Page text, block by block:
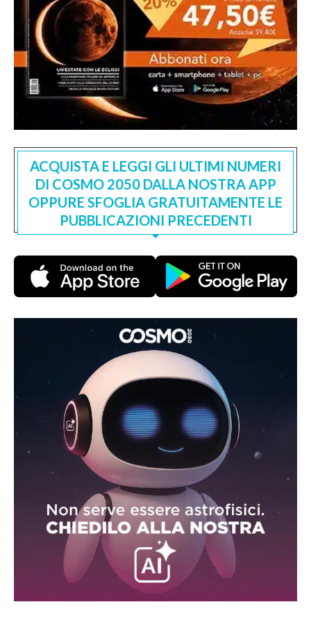
ACQUISTA E LEGGI GLI ULTIMI NUMERI
DI COSMO 2050 DALLA NOSTRA APP
OPPURE SFOGLIA GRATUITAMENTE LE
PUBBLICAZIONI PRECEDENTI